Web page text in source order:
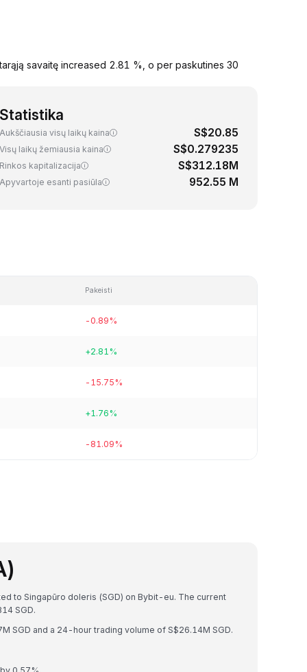
savaitę increased 2.81 %, o per paskutines 30
Statistika
Aukščiausia visų laikų kaina S$20.85
Visų laikų žemiausia kaina S$0.279235
Rinkos kapitalizacija S$312.18M
Apyvartoje esanti pasiūla 952.55 M
Pakeisti
-0.89%
+2.81%
-15.75%
+1.76%
-81.09%
to Singapūro doleris (SGD) on Bybit-eu. The current
SGD.
SGD and a 24-hour trading volume of S$26.14M SGD.